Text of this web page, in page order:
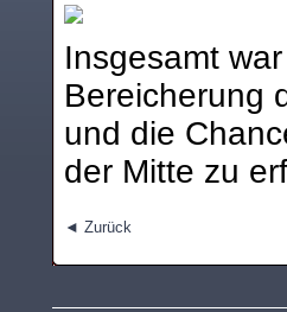
Insgesamt
Bereicherung
und die
der Mitte zu
◄ Zurück